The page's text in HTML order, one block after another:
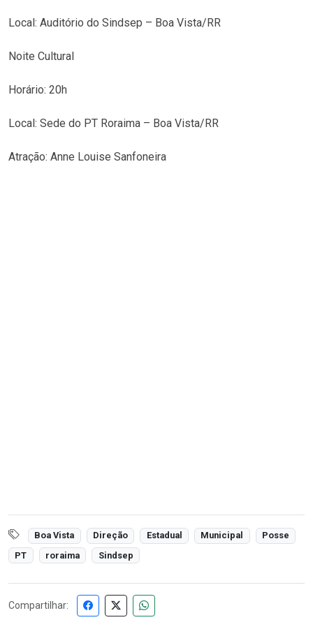
Local: Auditório do Sindsep – Boa Vista/RR
Noite Cultural
Horário: 20h
Local: Sede do PT Roraima – Boa Vista/RR
Atração: Anne Louise Sanfoneira
Boa Vista Direção Estadual Municipal
Posse
PT
roraima Sindsep
Compartilhar: